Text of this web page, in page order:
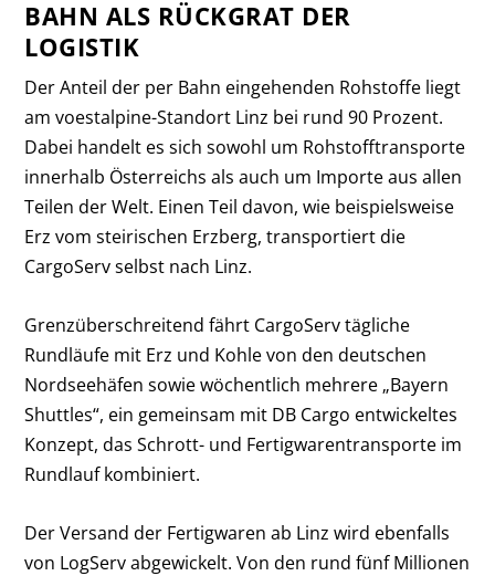
BAHN ALS RÜCKGRAT DER
LOGISTIK
Der Anteil der per Bahn eingehenden Rohstoffe liegt
am voestalpine-Standort Linz bei rund 90 Prozent.
Dabei handelt es sich sowohl um Rohstofftransporte
innerhalb Österreichs als auch um Importe aus allen
Teilen der Welt. Einen Teil davon, wie beispielsweise
Erz vom steirischen Erzberg, transportiert die
CargoServ selbst nach Linz.
Grenzüberschreitend fährt CargoServ tägliche
Rundläufe mit Erz und Kohle von den deutschen
Nordseehäfen sowie wöchentlich mehrere „Bayern
Shuttles“, ein gemeinsam mit DB Cargo entwickeltes
Konzept, das Schrott- und Fertigwarentransporte im
Rundlauf kombiniert.
Der Versand der Fertigwaren ab Linz wird ebenfalls
von LogServ abgewickelt. Von den rund fünf Millionen